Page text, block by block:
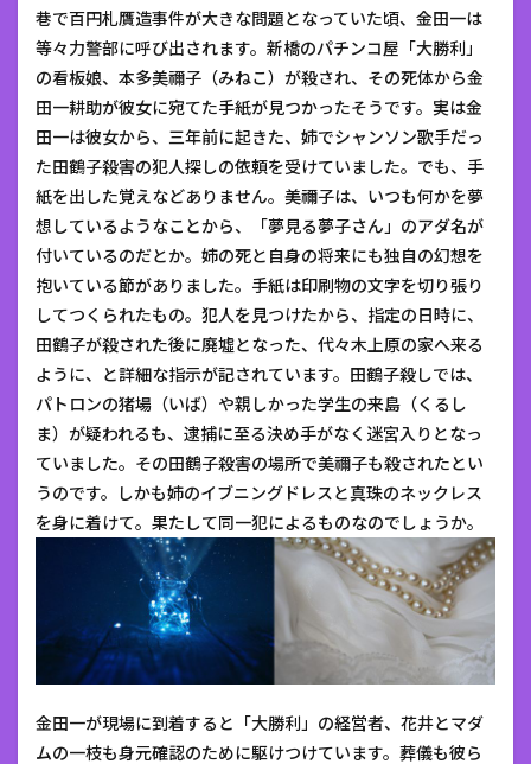
巷で百円札贋造事件が大きな問題となっていた頃、金田一は
等々力警部に呼び出されます。新橋のパチンコ屋「大勝利」
の看板娘、本多美禰子（みねこ）が殺され、その死体から金
田一耕助が彼女に宛てた手紙が見つかったそうです。実は金
田一は彼女から、三年前に起きた、姉でシャンソン歌手だっ
た田鶴子殺害の犯人探しの依頼を受けていました。でも、手
紙を出した覚えなどありません。美禰子は、いつも何かを夢
想しているようなことから、「夢見る夢子さん」のアダ名が
付いているのだとか。姉の死と自身の将来にも独自の幻想を
抱いている節がありました。手紙は印刷物の文字を切り張り
してつくられたもの。犯人を見つけたから、指定の日時に、
田鶴子が殺された後に廃墟となった、代々木上原の家へ来る
ように、と詳細な指示が記されています。田鶴子殺しでは、
パトロンの猪場（いば）や親しかった学生の来島（くるし
ま）が疑われるも、逮捕に至る決め手がなく迷宮入りとなっ
ていました。その田鶴子殺害の場所で美禰子も殺されたとい
うのです。しかも姉のイブニングドレスと真珠のネックレス
を身に着けて。果たして同一犯によるものなのでしょうか。
金田一が現場に到着すると「大勝利」の経営者、花井とマダ
ムの一枝も身元確認のために駆けつけています。葬儀も彼ら